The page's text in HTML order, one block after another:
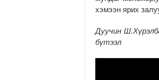
хэмээн ярих
Дуучин
бүтээл